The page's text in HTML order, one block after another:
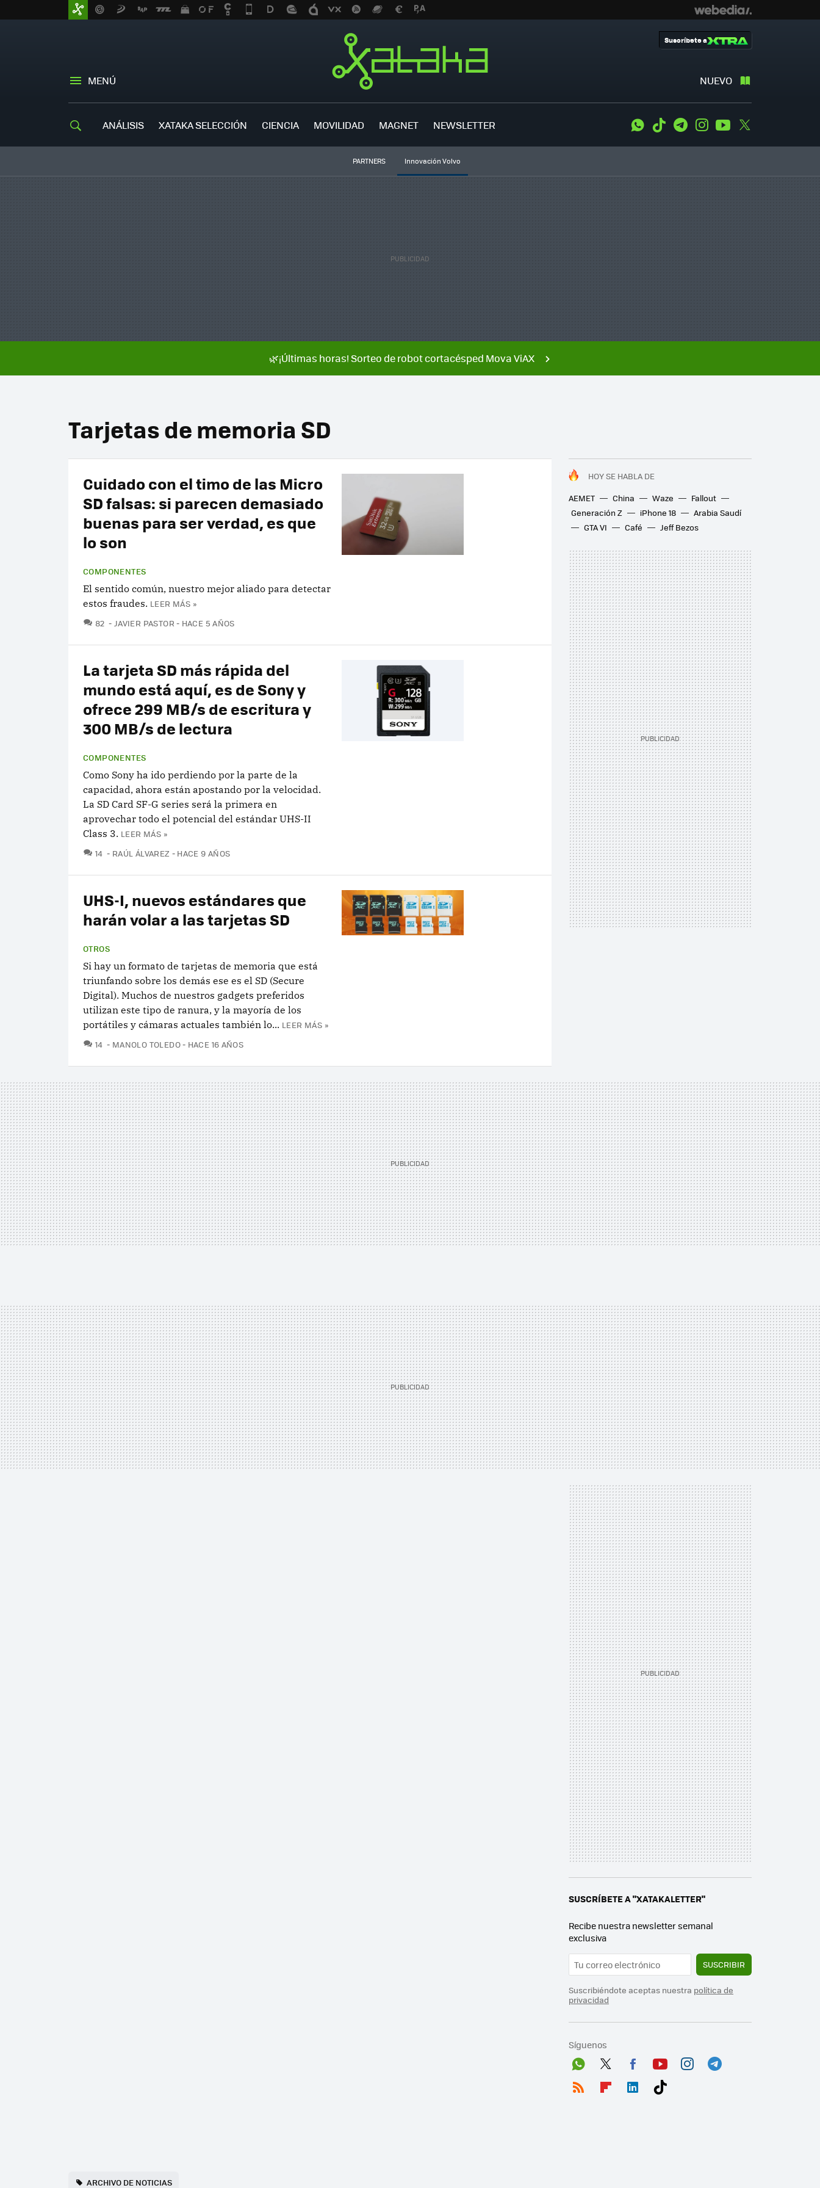
MENÚ NUEVO
Suscríbete a
ANÁLISIS XATAKA SELECCIÓN CIENCIA MOVILIDAD MAGNET NEWSLETTER WhatsApp
Tiktok TelegramInstagramYoutube
PARTNERS Innovación Volvo
🌿¡Últimas horas! Sorteo de robot cortacésped Mova ViAX
Tarjetas de memoria SD
HOY SE HABLA DE
AEMET
China Waze
Fallout
Generación Z
iPhone 18
Arabia Saudí
GTA VI
Café Jeff Bezos
Cuidado con el timo de las Micro
SD falsas: si parecen demasiado
buenas para ser verdad, es que
lo son
COMPONENTES
El sentido común, nuestro mejor aliado para detectar
estos fraudes. LEER MÁS »
82 COMENTARIOS
JAVIER PASTOR HACE 5 AÑOS
La tarjeta SD más rápida del
mundo está aquí, es de Sony y
ofrece 299 MB/s de escritura y
300 MB/s de lectura
COMPONENTES
Como Sony ha ido perdiendo por la parte de la
capacidad, ahora están apostando por la velocidad.
La SD Card SF-G series será la primera en
aprovechar todo el potencial del estándar UHS-II
Class 3. LEER MÁS »
14 COMENTARIOS
RAÚL ÁLVAREZ HACE 9 AÑOS
UHS-I, nuevos estándares que
harán volar a las tarjetas SD
OTROS
Si hay un formato de tarjetas de memoria que está
triunfando sobre los demás ese es el SD (Secure
Digital). Muchos de nuestros gadgets preferidos
utilizan este tipo de ranura, y la mayoría de los
portátiles y cámaras actuales también lo... LEER MÁS »
14 COMENTARIOS
MANOLO TOLEDO HACE 16 AÑOS
SUSCRÍBETE A "XATAKALETTER"
Recibe nuestra newsletter semanal
exclusiva
SUSCRIBIR
Suscribiéndote aceptas nuestra política de
privacidad
Síguenos
Wh
Twit
Fac
You
ARCHIVO DE NOTICIAS